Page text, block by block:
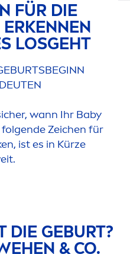
FÜR DIE
LOSGEHT
wann Ihr Baby
Zeichen für
ist es in Kürze
DIE GEBURT?
& CO.